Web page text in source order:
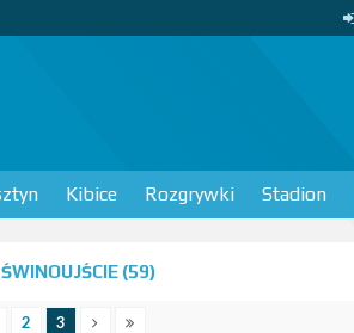
Kibice Rozgrywki Stadion
(59)
2 3